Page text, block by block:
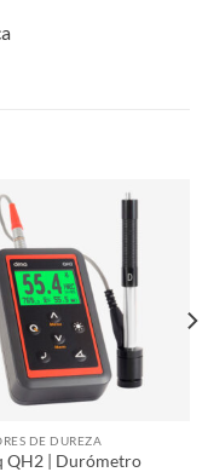
DE DUREZA
QH2 | Durómetro